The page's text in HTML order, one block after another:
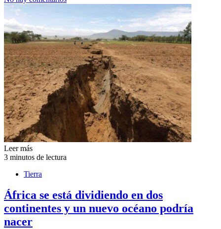
Leer más
3 minutos de lectura
Tierra
África se está dividiendo en dos
continentes y un nuevo océano podría
nacer